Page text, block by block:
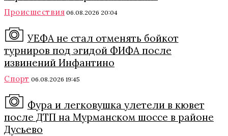
Происшествия 06.08.2026 20:04
УЕФА не стал отменять бойкот
турниров под эгидой ФИФА после
извинений Инфантино
Спорт 06.08.2026 19:45
Фура и легковушка улетели в кювет
после ДТП на Мурманском шоссе в районе
Дусьево